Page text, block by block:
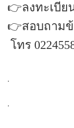
👉ลงทะเบีย
👉สอบถามข้
โทร
.
.